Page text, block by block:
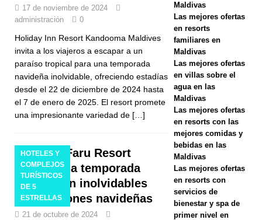
HOTELES Y
S
DE 5
ESTRELLAS
noviembre
de 2025 ]
17 de noviembre de 2024
administración
0
Holiday Inn Resort Kandooma Maldives
invita a los viajeros a escapar a un
paraíso tropical para una temporada
navideña inolvidable, ofreciendo estadías
desde el 22 de diciembre de 2024 hasta
el 7 de enero de 2025. El resort promete
una impresionante variedad de […]
HOTELES Y
COMPLEJOS
TURÍSTICOS
DE 5
ESTRELLAS
Reethi Faru Resort
inaugura la temporada
festiva con inolvidables
celebraciones navideñas
21 de octubre de 2024
Maldivas
Las mejores ofertas
en resorts
familiares en
Maldivas
Las mejores ofertas
en villas sobre el
agua en las
Maldivas
Las mejores ofertas
en resorts con las
mejores comidas y
bebidas en las
Maldivas
Las mejores ofertas
en resorts con
servicios de
bienestar y spa de
primer nivel en